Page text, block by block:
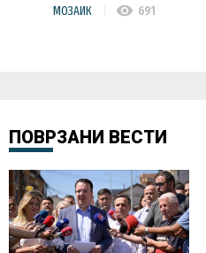
МОЗАИК visibility 691
ПОВРЗАНИ ВЕСТИ